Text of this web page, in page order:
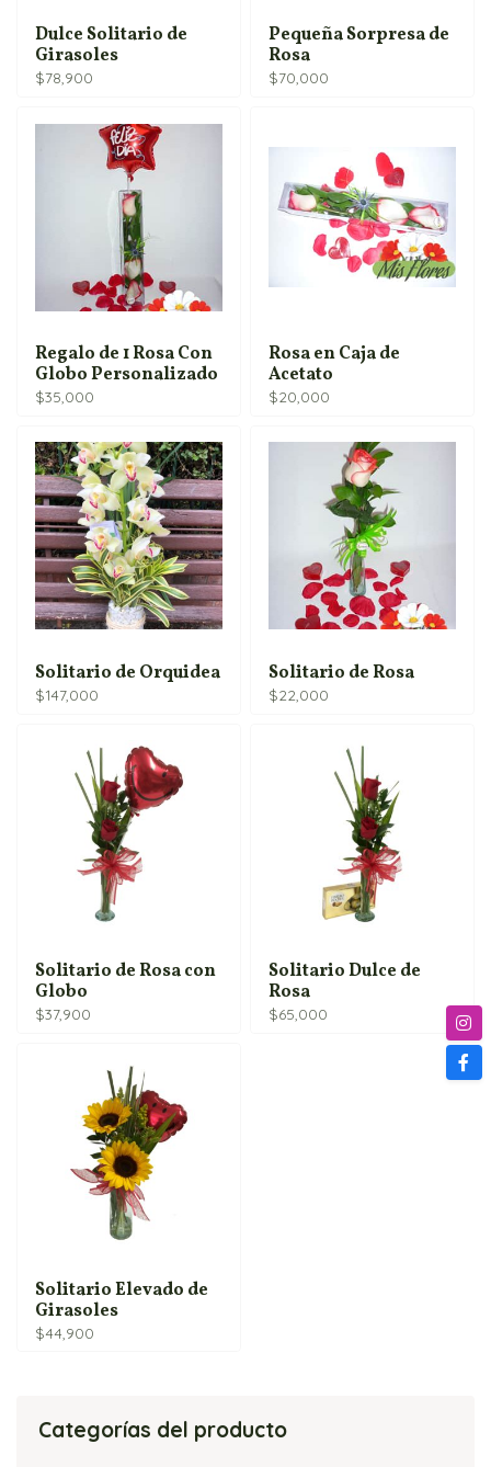
Dulce Solitario de
Girasoles
$78,900
Pequeña Sorpresa de
Rosa
$70,000
Regalo de 1 Rosa Con
Globo Personalizado
$35,000
Rosa en Caja de
Acetato
$20,000
Solitario de Orquidea
$147,000
Solitario de Rosa
$22,000
Solitario de Rosa con
Globo
$37,900
Solitario Dulce de
Rosa
$65,000
Solitario Elevado de
Girasoles
$44,900
Categorías del producto